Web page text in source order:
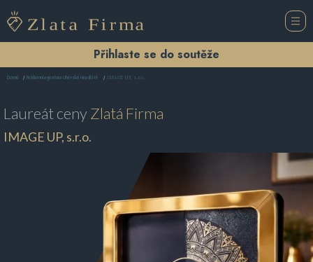
Přihlaste se do soutěže
Domů Reklamní agentura Uherské Hradiště IMAGE UP, s.r.o.
Laureát cenyZlatá Firma
IMAGE UP, s.r.o.